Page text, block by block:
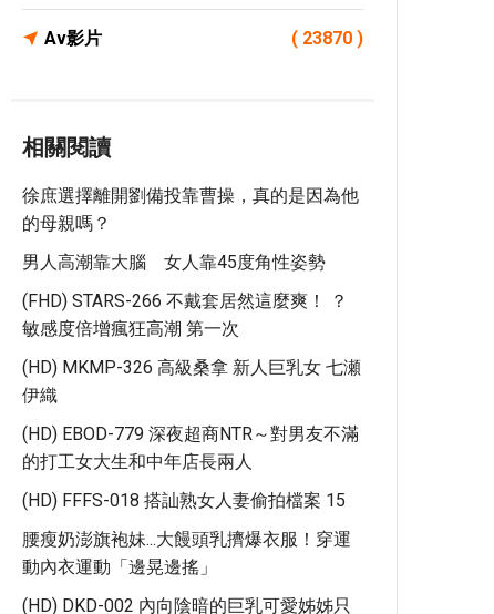
Av影片 ( 23870 )
相關閱讀
徐庶選擇離開劉備投靠曹操，真的是因為他
的母親嗎？
男人高潮靠大腦 女人靠45度角性姿勢
(FHD) STARS-266 不戴套居然這麼爽！ ？
敏感度倍增瘋狂高潮 第一次
(HD) MKMP-326 高級桑拿 新人巨乳女 七瀬
伊織
(HD) EBOD-779 深夜超商NTR～對男友不滿
的打工女大生和中年店長兩人
(HD) FFFS-018 搭訕熟女人妻偷拍檔案 15
腰瘦奶澎旗袍妹...大饅頭乳擠爆衣服！穿運
動內衣運動「邊晃邊搖」
(HD) DKD-002 內向陰暗的巨乳可愛姊姊只